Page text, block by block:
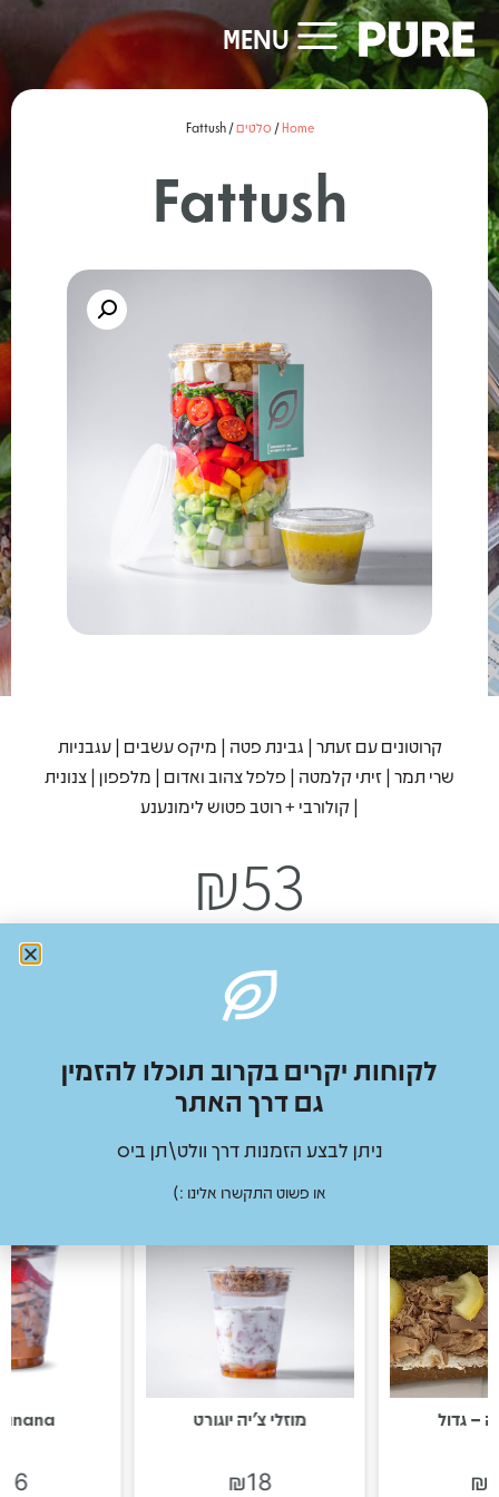
MENU
Home
/ סלטים/ Fattush
Fattush
קרוטונים עם זעתר | גבינת פטה | מיקס עשבים | עגבניות
שרי תמר | זיתי קלמטה | פלפל צהוב ואדום | מלפפון | צנונית
| קולורבי + רוטב פטוש לימונענע
₪53
Add to cart
מוצרים נוספים
– גדול
₪
מוזלי צ׳יה יוגורט
₪18
16
לקוחות יקרים בקרוב תוכלו להזמין
גם דרך האתר
ניתן לבצע הזמנות דרך וולט\תן ביס
או פשוט התקשרו אלינו :)